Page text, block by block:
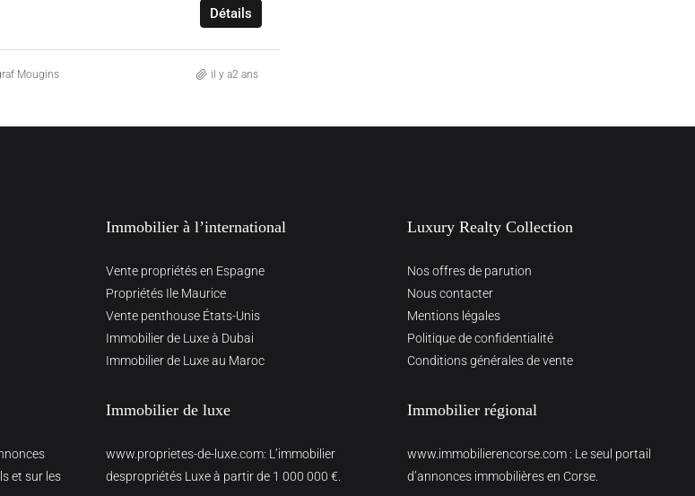
Détails
Mougins il y a2 ans
et sur les
Immobilier à l’international
Vente propriétés en Espagne
Propriétés Ile Maurice
Vente penthouse États-Unis
Immobilier de Luxe à Dubai
Immobilier de Luxe au Maroc
Immobilier de luxe
www.proprietes-de-luxe.com: L’immobilier
despropriétés Luxe à partir de 1 000 000 €.
Luxury Realty Collection
Nos offres de parution
Nous contacter
Mentions légales
Politique de confidentialité
Conditions générales de vente
Immobilier régional
www.immobilierencorse.com : Le seul portail
d’annonces immobilières en Corse.